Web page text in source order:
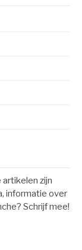
artikelen zijn
informatie over
Schrijf mee!